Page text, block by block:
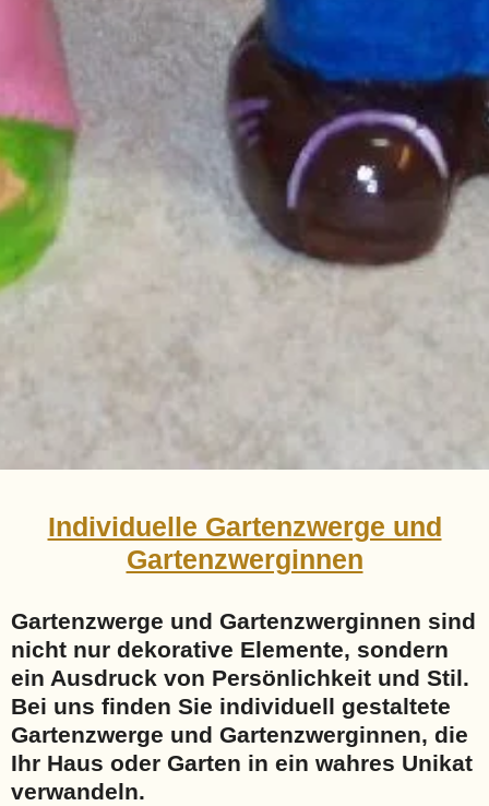
Individuelle Gartenzwerge und
Gartenzwerginnen
Gartenzwerge und Gartenzwerginnen sind
nicht nur dekorative Elemente, sondern
ein Ausdruck von Persönlichkeit und Stil.
Bei uns finden Sie individuell gestaltete
Gartenzwerge und Gartenzwerginnen, die
Ihr Haus oder Garten in ein wahres Unikat
verwandeln.